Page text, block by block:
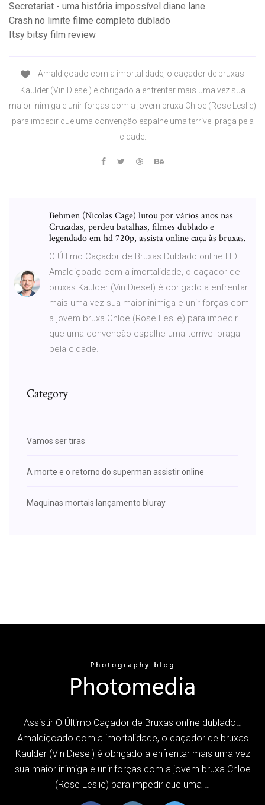
Secretariat - uma história impossível diane lane
Crash no limite filme completo dublado
Itsy bitsy film review
Amaldiçoado com a imortalidade, o caçador de bruxas
Kaulder (Vin Diesel) é obrigado a enfrentar mais uma vez sua
maior inimiga e unir forças com a jovem bruxa Chloe (Rose Leslie)
para impedir que uma convenção espalhe uma terrível praga pela
cidade.
Behmen (Nicolas Cage) lutou por vários anos nas
Cruzadas, perdeu batalhas, filmes dublado e
legendado em hd 720p, assista online caça às bruxas.
O Último Caçador de Bruxas Dublado online HD –
Amaldiçoado com a imortalidade, o caçador de
bruxas Kaulder (Vin Diesel) é obrigado a enfrentar
mais uma vez sua maior inimiga e unir forças com
a jovem bruxa Chloe (Rose Leslie) para impedir
que uma convenção espalhe uma terrível praga
pela cidade.
Category
Vamos ser tiras
A morte e o retorno do superman assistir online
Maquinas mortais lançamento bluray
Assistir O Último Caçador de Bruxas online dublado…
Amaldiçoado com a imortalidade, o caçador de bruxas
Kaulder (Vin Diesel) é obrigado a enfrentar mais uma vez
sua maior inimiga e unir forças com a jovem bruxa Chloe
(Rose Leslie) para impedir que uma …